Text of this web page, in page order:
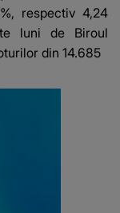
respectiv 4,24
luni de Biroul
din 14.685